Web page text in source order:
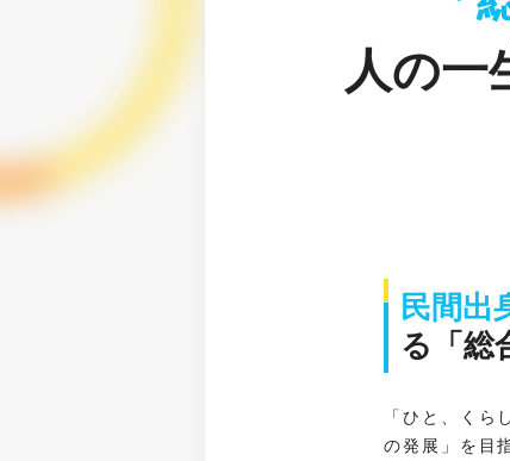
人の一
民間出
る「総
「ひと、く
の発展」を目